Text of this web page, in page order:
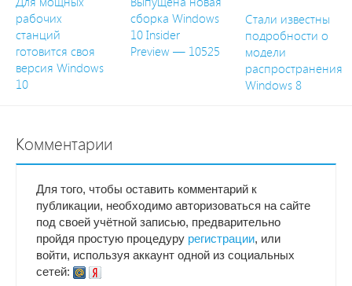
рабочих
станций
готовится своя
версия Windows
10
сборка Windows
10 Insider
Preview — 10525
Стали известны
подробности о
модели
распространения
Windows 8
Комментарии
Для того, чтобы оставить комментарий к
публикации, необходимо авторизоваться на сайте
под своей учётной записью, предварительно
пройдя простую процедуру регистрации, или
войти, используя аккаунт одной из социальных
сетей: